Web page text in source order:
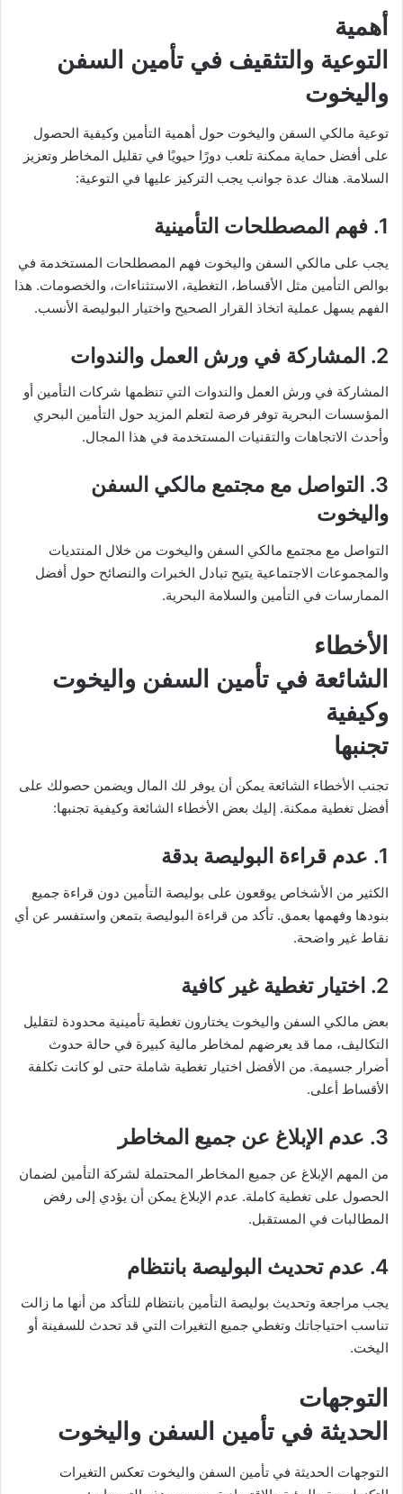
أهمية
التوعية والتثقيف في تأمين السفن
واليخوت
توعية مالكي السفن واليخوت حول أهمية التأمين وكيفية الحصول
على أفضل حماية ممكنة تلعب دورًا حيويًا في تقليل المخاطر وتعزيز
السلامة. هناك عدة جوانب يجب التركيز عليها في التوعية:
1. فهم المصطلحات التأمينية
يجب على مالكي السفن واليخوت فهم المصطلحات المستخدمة في
بوالص التأمين مثل الأقساط، التغطية، الاستثناءات، والخصومات. هذا
الفهم يسهل عملية اتخاذ القرار الصحيح واختيار البوليصة الأنسب.
2. المشاركة في ورش العمل والندوات
المشاركة في ورش العمل والندوات التي تنظمها شركات التأمين أو
المؤسسات البحرية توفر فرصة لتعلم المزيد حول التأمين البحري
وأحدث الاتجاهات والتقنيات المستخدمة في هذا المجال.
3. التواصل مع مجتمع مالكي السفن
واليخوت
التواصل مع مجتمع مالكي السفن واليخوت من خلال المنتديات
والمجموعات الاجتماعية يتيح تبادل الخبرات والنصائح حول أفضل
الممارسات في التأمين والسلامة البحرية.
الأخطاء
الشائعة في تأمين السفن واليخوت
وكيفية
تجنبها
تجنب الأخطاء الشائعة يمكن أن يوفر لك المال ويضمن حصولك على
أفضل تغطية ممكنة. إليك بعض الأخطاء الشائعة وكيفية تجنبها:
1. عدم قراءة البوليصة بدقة
الكثير من الأشخاص يوقعون على بوليصة التأمين دون قراءة جميع
بنودها وفهمها بعمق. تأكد من قراءة البوليصة بتمعن واستفسر عن أي
نقاط غير واضحة.
2. اختيار تغطية غير كافية
بعض مالكي السفن واليخوت يختارون تغطية تأمينية محدودة لتقليل
التكاليف، مما قد يعرضهم لمخاطر مالية كبيرة في حالة حدوث
أضرار جسيمة. من الأفضل اختيار تغطية شاملة حتى لو كانت تكلفة
الأقساط أعلى.
3. عدم الإبلاغ عن جميع المخاطر
من المهم الإبلاغ عن جميع المخاطر المحتملة لشركة التأمين لضمان
الحصول على تغطية كاملة. عدم الإبلاغ يمكن أن يؤدي إلى رفض
المطالبات في المستقبل.
4. عدم تحديث البوليصة بانتظام
يجب مراجعة وتحديث بوليصة التأمين بانتظام للتأكد من أنها ما زالت
تناسب احتياجاتك وتغطي جميع التغيرات التي قد تحدث للسفينة أو
اليخت.
التوجهات
الحديثة في تأمين السفن واليخوت
التوجهات الحديثة في تأمين السفن واليخوت تعكس التغيرات